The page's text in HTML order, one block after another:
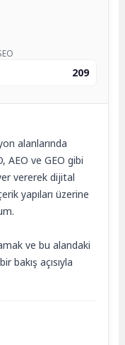
209
alanlarında
AEO ve GEO gibi
vererek dijital
yapıları üzerine
ve bu alandaki
bakış açısıyla